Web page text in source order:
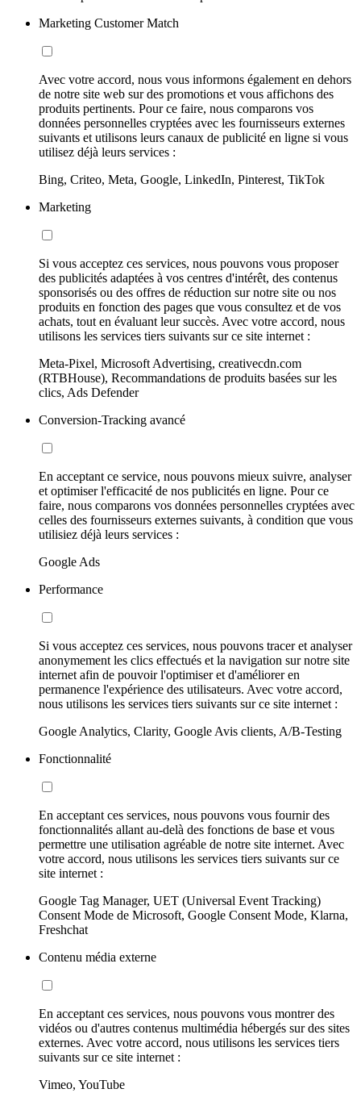
Marketing Customer Match
Avec votre accord, nous vous informons également en dehors
de notre site web sur des promotions et vous affichons des
produits pertinents. Pour ce faire, nous comparons vos
données personnelles cryptées avec les fournisseurs externes
suivants et utilisons leurs canaux de publicité en ligne si vous
utilisez déjà leurs services :
Bing, Criteo, Meta, Google, LinkedIn, Pinterest, TikTok
Marketing
Si vous acceptez ces services, nous pouvons vous proposer
des publicités adaptées à vos centres d'intérêt, des contenus
sponsorisés ou des offres de réduction sur notre site ou nos
produits en fonction des pages que vous consultez et de vos
achats, tout en évaluant leur succès. Avec votre accord, nous
utilisons les services tiers suivants sur ce site internet :
Meta-Pixel, Microsoft Advertising, creativecdn.com
(RTBHouse), Recommandations de produits basées sur les
clics, Ads Defender
Conversion-Tracking avancé
En acceptant ce service, nous pouvons mieux suivre, analyser
et optimiser l'efficacité de nos publicités en ligne. Pour ce
faire, nous comparons vos données personnelles cryptées avec
celles des fournisseurs externes suivants, à condition que vous
utilisiez déjà leurs services :
Google Ads
Performance
Si vous acceptez ces services, nous pouvons tracer et analyser
anonymement les clics effectués et la navigation sur notre site
internet afin de pouvoir l'optimiser et d'améliorer en
permanence l'expérience des utilisateurs. Avec votre accord,
nous utilisons les services tiers suivants sur ce site internet :
Google Analytics, Clarity, Google Avis clients, A/B-Testing
Fonctionnalité
En acceptant ces services, nous pouvons vous fournir des
fonctionnalités allant au-delà des fonctions de base et vous
permettre une utilisation agréable de notre site internet. Avec
votre accord, nous utilisons les services tiers suivants sur ce
site internet :
Google Tag Manager, UET (Universal Event Tracking)
Consent Mode de Microsoft, Google Consent Mode, Klarna,
Freshchat
Contenu média externe
En acceptant ces services, nous pouvons vous montrer des
vidéos ou d'autres contenus multimédia hébergés sur des sites
externes. Avec votre accord, nous utilisons les services tiers
suivants sur ce site internet :
Vimeo, YouTube